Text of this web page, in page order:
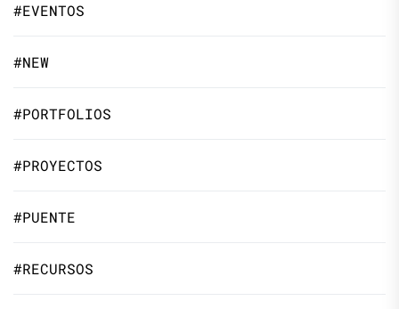
#EVENTOS
#NEW
#PORTFOLIOS
#PROYECTOS
#PUENTE
#RECURSOS